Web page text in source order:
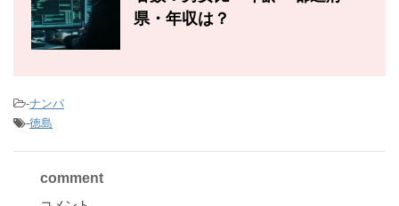
県・年収は？
-ナンパ
-徳島
comment